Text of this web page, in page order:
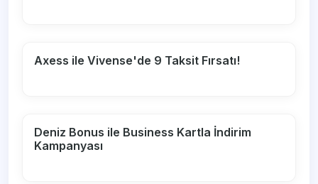
Axess ile Vivense'de 9 Taksit Fırsatı!
Deniz Bonus ile Business Kartla İndirim
Kampanyası